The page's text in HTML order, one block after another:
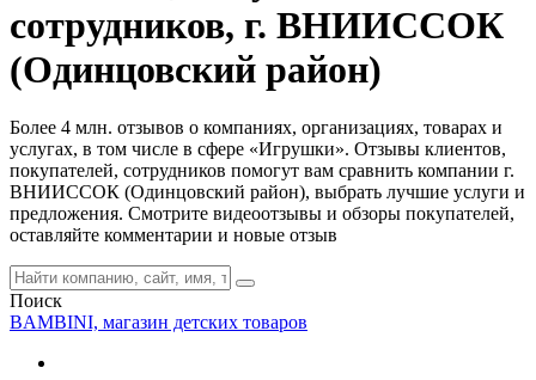
сотрудников, г. ВНИИССОК
(Одинцовский район)
Более 4 млн. отзывов о компаниях, организациях, товарах и
услугах, в том числе в сфере «Игрушки». Отзывы клиентов,
покупателей, сотрудников помогут вам сравнить компании г.
ВНИИССОК (Одинцовский район), выбрать лучшие услуги и
предложения. Смотрите видеоотзывы и обзоры покупателей,
оставляйте комментарии и новые отзыв
Поиск
BAMBINI, магазин детских товаров